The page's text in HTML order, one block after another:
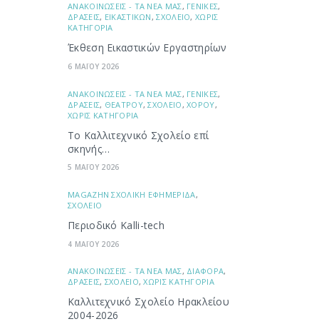
ΑΝΑΚΟΙΝΩΣΕΙΣ - ΤΑ ΝΕΑ ΜΑΣ, ΓΕΝΙΚΕΣ,
ΔΡΑΣΕΙΣ, ΕΙΚΑΣΤΙΚΩΝ,ΣΧΟΛΕΙΟ,ΧΩΡΙΣ
ΚΑΤΗΓΟΡΙΑ
Έκθεση Εικαστικών Εργαστηρίων
6 ΜΑΪΟΥ 2026
ΑΝΑΚΟΙΝΩΣΕΙΣ - ΤΑ ΝΕΑ ΜΑΣ, ΓΕΝΙΚΕΣ,
ΔΡΑΣΕΙΣ, ΘΕΑΤΡΟΥ,ΣΧΟΛΕΙΟ ,ΧΟΡΟΥ,
ΧΩΡΙΣ ΚΑΤΗΓΟΡΙΑ
Το Καλλιτεχνικό Σχολείο επί
σκηνής…
5 ΜΑΪΟΥ 2026
ΜAGAZHN ΣΧΟΛΙΚΗ ΕΦΗΜΕΡΙΔΑ,
ΣΧΟΛΕΙΟ
Περιοδικό Kalli-tech
4 ΜΑΪΟΥ 2026
ΑΝΑΚΟΙΝΩΣΕΙΣ - ΤΑ ΝΕΑ ΜΑΣ, ΔΙΑΦΟΡΑ,
ΔΡΑΣΕΙΣ, ΣΧΟΛΕΙΟ,ΧΩΡΙΣ ΚΑΤΗΓΟΡΙΑ
Καλλιτεχνικό Σχολείο Ηρακλείου
2004-2026